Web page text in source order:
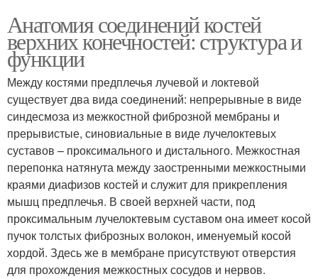
Анатомия соединений костей
верхних конечностей: структура и
функции
Между костями предплечья лучевой и локтевой
существует два вида соединений: непрерывные в виде
синдесмоза из межкостной фиброзной мембраны и
прерывистые, синовиальные в виде лучелоктевых
суставов – проксимального и дистального. Межкостная
перепонка натянута между заостренными межкостными
краями диафизов костей и служит для прикрепления
мышц предплечья. В своей верхней части, под
проксимальным лучелоктевым суставом она имеет косой
пучок толстых фиброзных волокон, именуемый косой
хордой. Здесь же в мембране присутствуют отверстия
для прохождения межкостных сосудов и нервов.